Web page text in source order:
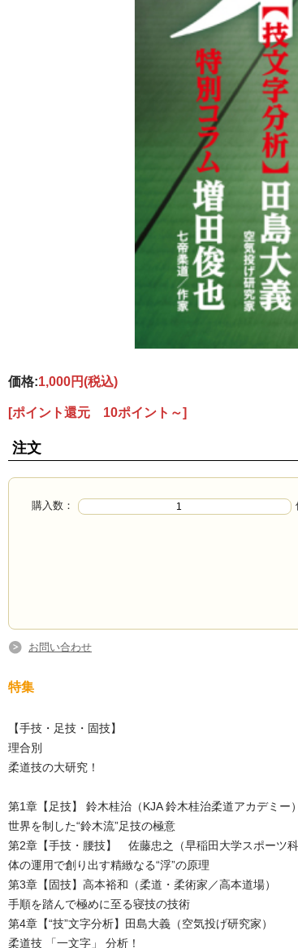
価格:1,000円(税込)
[ポイント還元 10ポイント～]
注文
購入数：
お問い合わせ
特集
【手技・足技・固技】
理合別
柔道技の大研究！
第1章【足技】 鈴木桂治（KJA 鈴木桂治柔道アカデミー）
世界を制した“鈴木流”足技の極意
第2章【手技・腰技】 佐藤忠之（早稲田大学スポーツ科
体の運用で創り出す精緻なる“浮”の原理
第3章【固技】高本裕和（柔道・柔術家／高本道場）
手順を踏んで極めに至る寝技の技術
第4章【“技”文字分析】田島大義（空気投げ研究家）
柔道技 「一文字」 分析！